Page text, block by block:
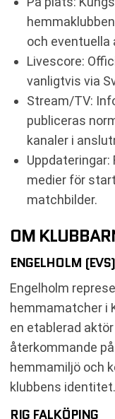
och eventuella
Livescore:
vanligtvis via
Stream/TV:
publiceras
kanaler i
medier för
matchbilder.
OM
ENGELHOLM (EVS)
Engelholm
hemmamatcher i
en etablerad
återkommande
hemmamiljö och
klubbens identitet.
RIG FALKÖPING